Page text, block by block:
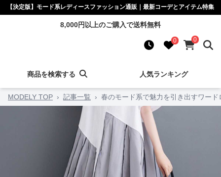
【決定版】モード系レディースファッション通販｜最新コーデとアイテム特集
8,000円以上のご購入で送料無料
0 0
商品を検索する 人気ランキング
MODELY TOP › 記事一覧 › 春のモード系で魅力を引き出すワード